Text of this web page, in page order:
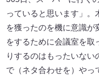
っていると思います」。
を獲ったのを機に意識が
をするために会議室を取
りするのはもったいな
で（ネタ合わせを）やっ